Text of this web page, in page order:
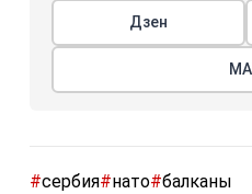
Дзен
#сербия#нато#балканы